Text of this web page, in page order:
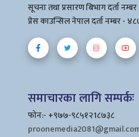
सूचना तथा प्रसारण बिभाग दर्ता
प्रेस काउन्सिल नेपाल दर्ता नम्बर -
समाचारका लागि सम्पर्कः
फोन:- +९७७-९८५१२1८७३८